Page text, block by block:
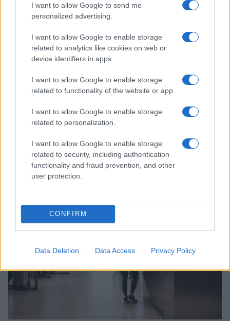
I want to allow Google to send me
personalized advertising.
I want to allow Google to enable storage
related to analytics like cookies on web or
device identifiers in apps.
I want to allow Google to enable storage
related to functionality of the website or app.
I want to allow Google to enable storage
related to personalization.
I want to allow Google to enable storage
related to security, including authentication
functionality and fraud prevention, and other
user protection.
CONFIRM
Data Deletion Data Access Privacy Policy
ALIMENTAZIONE
Acqua di cottura: benefici e usi in cucina
Cristian Castiglioni · 7 Ago 2026